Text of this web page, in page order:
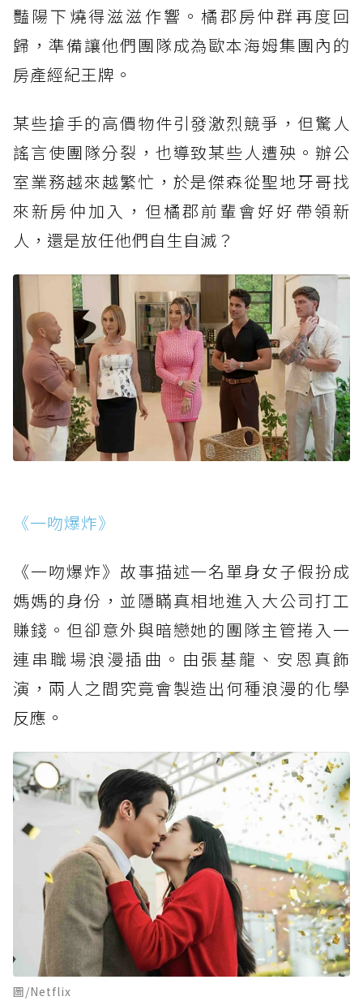
豔陽下燒得滋滋作響。橘郡房仲群再度回
歸，準備讓他們團隊成為歐本海姆集團內的
房產經紀王牌。
某些搶手的高價物件引發激烈競爭，但驚人
謠言使團隊分裂，也導致某些人遭殃。辦公
室業務越來越繁忙，於是傑森從聖地牙哥找
來新房仲加入，但橘郡前輩會好好帶領新
人，還是放任他們自生自滅？
《一吻爆炸》
《一吻爆炸》故事描述一名單身女子假扮成
媽媽的身份，並隱瞞真相地進入大公司打工
賺錢。但卻意外與暗戀她的團隊主管捲入一
連串職場浪漫插曲。由張基龍、安恩真飾
演，兩人之間究竟會製造出何種浪漫的化學
反應。
圖/Netflix